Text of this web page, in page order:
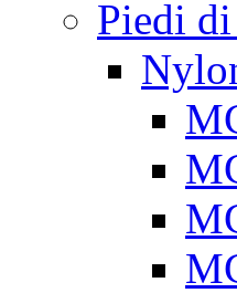
Piedi